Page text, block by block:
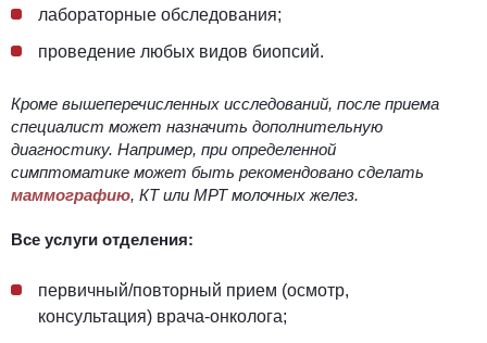
лабораторные обследования;
проведение любых видов биопсий.
Кроме вышеперечисленных исследований, после приема
специалист может назначить дополнительную
диагностику. Например, при определенной
симптоматике может быть рекомендовано сделать
маммографию, КТ или МРТ молочных желез.
Все услуги отделения:
первичный/повторный прием (осмотр,
консультация) врача-онколога;